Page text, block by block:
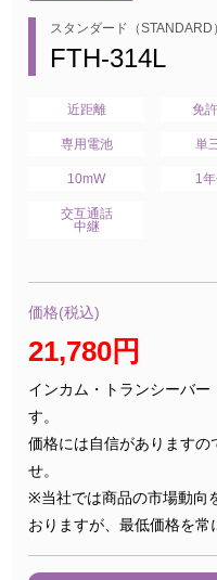
スタンダード（
FTH-314L
近距離 免
専用電池 単
10mW 1
交互通話
中継
価格(税込)
21,780円
インカム・トランシーバ
す。
価格には自信がありますの
せ。
※当社では商品の市場動向
おりますが、最低価格を常